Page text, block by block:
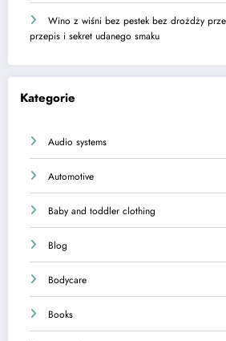
Wino z wiśni bez pestek bez drożdży
przepis i sekret udanego smaku
Kategorie
Audio systems
Automotive
Baby and toddler clothing
Blog
Bodycare
Books